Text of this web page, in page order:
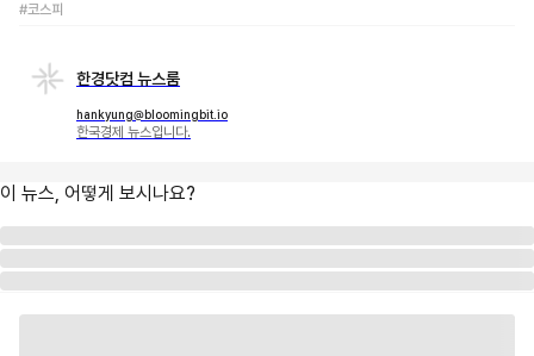
#코스피
한경닷컴 뉴스룸
hankyung@bloomingbit.io
한국경제 뉴스입니다.
이 뉴스, 어떻게 보시나요?